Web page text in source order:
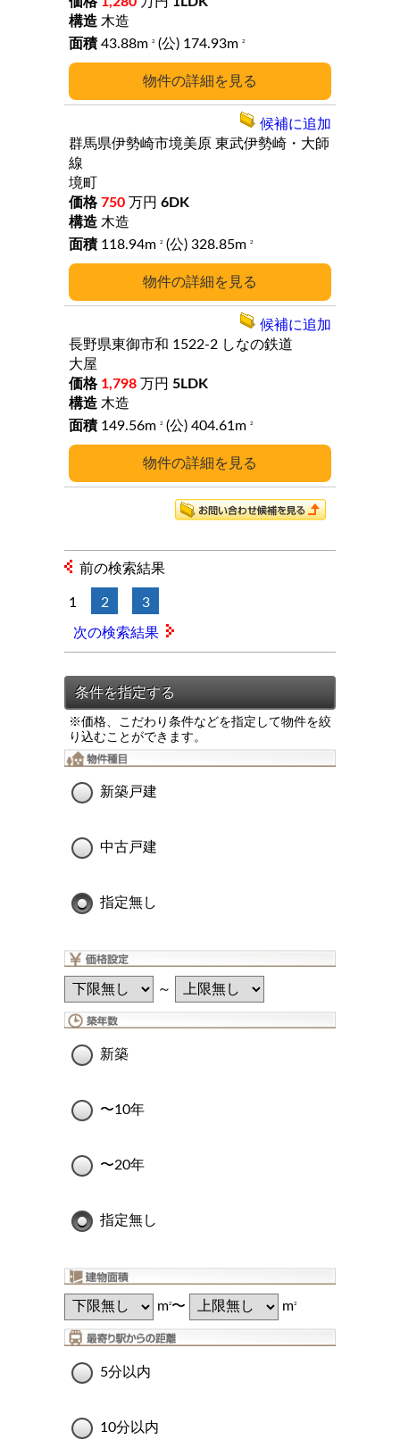
詳細
木造
43.88m
2 (公) 174.93m 2
詳細
群馬県伊勢崎市境美原 東武伊勢崎・大師
線
境町
750 万円 6DK
木造
118.94m
2 (公) 328.85m 2
候補に追加
詳細
長野県東御市和 1522-2 しなの鉄道
大屋
1,798 万円 5LDK
木造
149.56m
2 (公) 404.61m 2
候補に追加
前の検索結果
1 2 3
次の検索結果
※価格、こだわり条件などを指定して物件を絞
り込むことができます。
新築戸建
中古戸建
指定無し
～
新築
〜10年
〜20年
指定無し
m2〜 m2
5分以内
10分以内